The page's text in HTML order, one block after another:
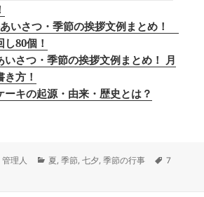
いさつ・季節の挨拶文例まとめ！
80個！
いさつ・季節の挨拶文例まとめ！ 月
方！
ーキの起源・由来・歴史とは？
作
管理人
カ
夏,季節,七夕,季節の行事
タ
7